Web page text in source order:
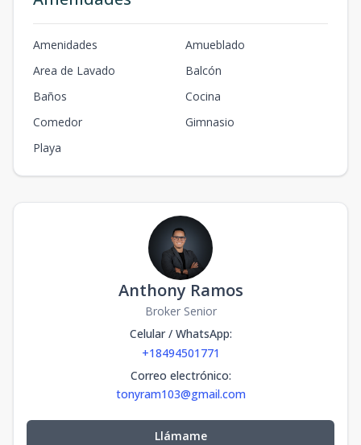
Amenidades
Amueblado
Area de Lavado
Balcón
Baños
Cocina
Comedor
Gimnasio
Playa
Anthony Ramos
Broker Senior
Celular / WhatsApp:
+18494501771
Correo electrónico:
tonyram103@gmail.com
Llámame